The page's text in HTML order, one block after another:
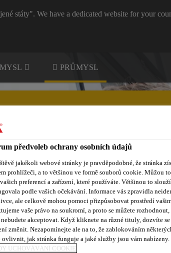
státy". We have a dedicated website for your
PRŮMYSL
Inovace Dokumenty ke stažení O nás
předvoleb ochrany osobních údajů
jakékoli webové stránky je pravděpodobné, že stránka
prohlížeči, a to většinou ve formě souborů cookie. Můžou
vašich preferencí a zařízení, které používáte. Většinou to
podle vašich očekávání. Informace vás zpravidla
ale celkově mohou pomoci přizpůsobovat prostředí
vaše právo na soukromí, a proto se můžete
akceptovat. Když kliknete na různé tituly, dozvíte
změnit. Nezapomínejte ale na to, že zablokováním
ovlivnit, jak stránka funguje a jaké služby jsou vám nabízeny.
UCHOVÁVÁNÍ COOKIE